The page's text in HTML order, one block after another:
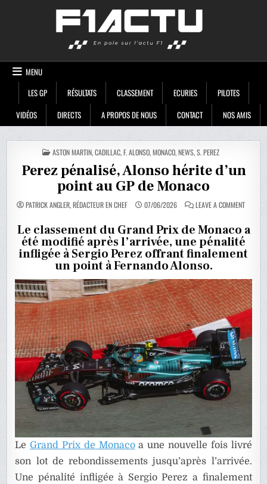
MENU
LES GP
RÉSULTATS CLASSEMENT ECURIES
PILOTES
VIDÉOS
DIRECTS A PROPOS DE NOUS CONTACT NOS AMIS
POSTED
IN
ASTON MARTIN,CADILLAC,F. ALONSO,MONACO,NEWS,S. PEREZ
Perez pénalisé, Alonso hérite d’un
point au GP de Monaco
PATRICK ANGLER, RÉDACTEUR EN CHEF 07/06/2026 LEAVE A COMMENTON
PEREZ
ALONSO
HÉRITE
D’UN
POINT
AU
Le classement du Grand Prix de Monaco a
été modifié après l’arrivée, une pénalité
infligée à Sergio Perez offrant finalement
un point à Fernando Alonso.
LeGrand Prix de Monacoa une nouvelle fois livré
son lot de rebondissements jusqu’après l’arrivée.
Une pénalité infligée à Sergio Perez a finalement